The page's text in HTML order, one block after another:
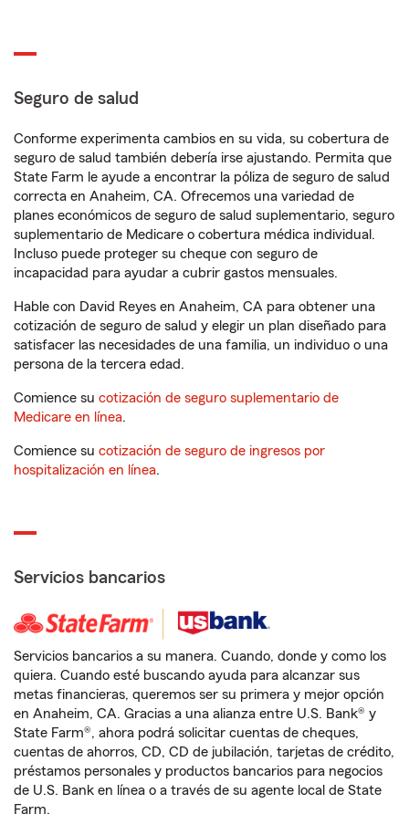
Seguro de salud
Conforme experimenta cambios en su vida, su cobertura de
seguro de salud también debería irse ajustando. Permita que
State Farm le ayude a encontrar la póliza de seguro de salud
correcta en Anaheim, CA. Ofrecemos una variedad de
planes económicos de seguro de salud suplementario, seguro
suplementario de Medicare o cobertura médica individual.
Incluso puede proteger su cheque con seguro de
incapacidad para ayudar a cubrir gastos mensuales.
Hable con David Reyes en Anaheim, CA para obtener una
cotización de seguro de salud y elegir un plan diseñado para
satisfacer las necesidades de una familia, un individuo o una
persona de la tercera edad.
Comience su cotización de seguro suplementario de
Medicare en línea.
Comience su cotización de seguro de ingresos por
hospitalización en línea.
Servicios bancarios
Servicios bancarios a su manera. Cuando, donde y como los
quiera. Cuando esté buscando ayuda para alcanzar sus
metas financieras, queremos ser su primera y mejor opción
en Anaheim, CA. Gracias a una alianza entre U.S. Bank® y
State Farm®, ahora podrá solicitar cuentas de cheques,
cuentas de ahorros, CD, CD de jubilación, tarjetas de crédito,
préstamos personales y productos bancarios para negocios
de U.S. Bank en línea o a través de su agente local de State
Farm.